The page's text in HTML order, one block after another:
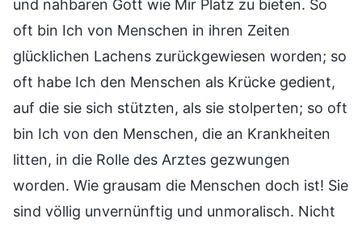
und nahbaren Gott wie Mir Platz zu bieten. So
oft bin Ich von Menschen in ihren Zeiten
glücklichen Lachens zurückgewiesen worden; so
oft habe Ich den Menschen als Krücke gedient,
auf die sie sich stützten, als sie stolperten; so oft
bin Ich von den Menschen, die an Krankheiten
litten, in die Rolle des Arztes gezwungen
worden. Wie grausam die Menschen doch ist! Sie
sind völlig unvernünftig und unmoralisch. Nicht